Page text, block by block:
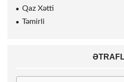
Qaz Xətti
Təmirli